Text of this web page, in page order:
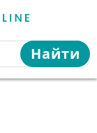
Найти